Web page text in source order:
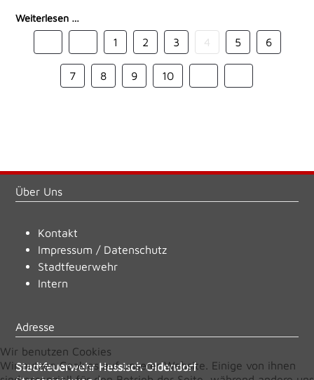
Weiterlesen …
1 2 3 4 5 6
7 8 9 10
Über Uns
Kontakt
Impressum / Datenschutz
Stadtfeuerwehr
Intern
Adresse
Stadtfeuerwehr Hessisch Oldendorf
Wir benutzen Cookies
Wir nutzen Cookies auf unserer Website. Einige von ihnen